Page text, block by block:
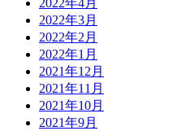
2022年3月
2022年2月
2022年1月
2021年12月
2021年11月
2021年10月
2021年9月